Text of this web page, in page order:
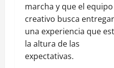
marcha y que el equipo
creativo busca entregar
una experiencia que
la altura de las
expectativas.